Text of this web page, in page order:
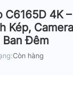
C6165D 4K
Kép,
Ban Đêm
Còn hàng